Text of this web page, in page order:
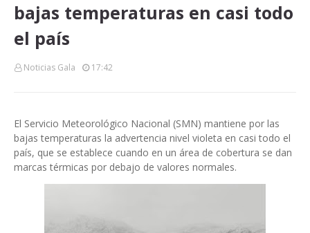
bajas temperaturas en casi todo
el país
Noticias Gala 17:42
El Servicio Meteorológico Nacional (SMN) mantiene por las
bajas temperaturas la advertencia nivel violeta en casi todo el
país, que se establece cuando en un área de cobertura se dan
marcas térmicas por debajo de valores normales.